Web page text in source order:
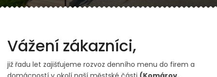
Vážení zákazníci,
již řadu let zajišťujeme rozvoz denního menu do firem a